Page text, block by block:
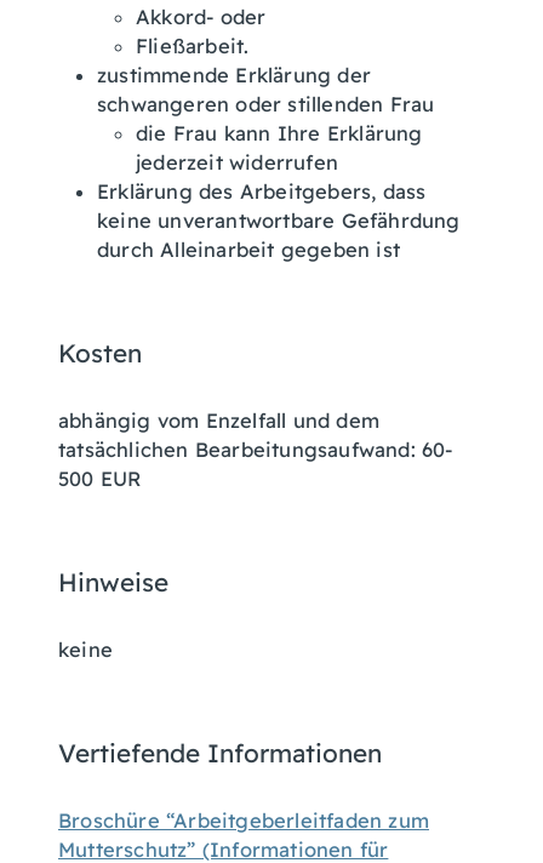
Akkord- oder
Fließarbeit.
zustimmende Erklärung der
schwangeren oder stillenden Frau
die Frau kann Ihre Erklärung
jederzeit widerrufen
Erklärung des Arbeitgebers, dass
keine unverantwortbare Gefährdung
durch Alleinarbeit gegeben ist
Kosten
abhängig vom Enzelfall und dem
tatsächlichen Bearbeitungsaufwand: 60-
500 EUR
Hinweise
keine
Vertiefende Informationen
Broschüre “Arbeitgeberleitfaden zum
Mutterschutz” (Informationen für